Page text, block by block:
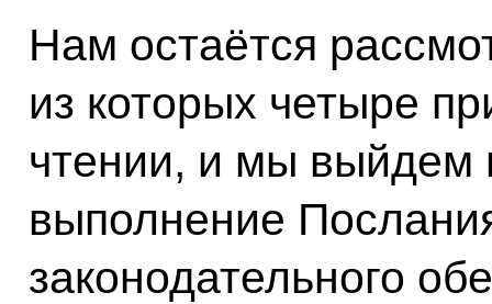
Нам остаётся
из которых четыре
чтении, и мы выйдем
выполнение
законодательного